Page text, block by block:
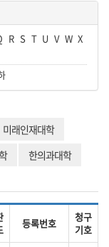
R S T U V W X
미래인재대학
한의과대학
등록번호
청구
기호